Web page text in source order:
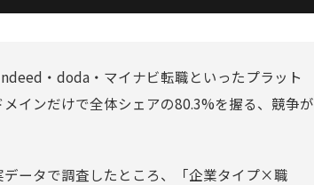
・doda・マイナビ転職といったプラット
インだけで全体シェアの80.3%を握る、競争が
ータで調査したところ、「企業タイプ×職